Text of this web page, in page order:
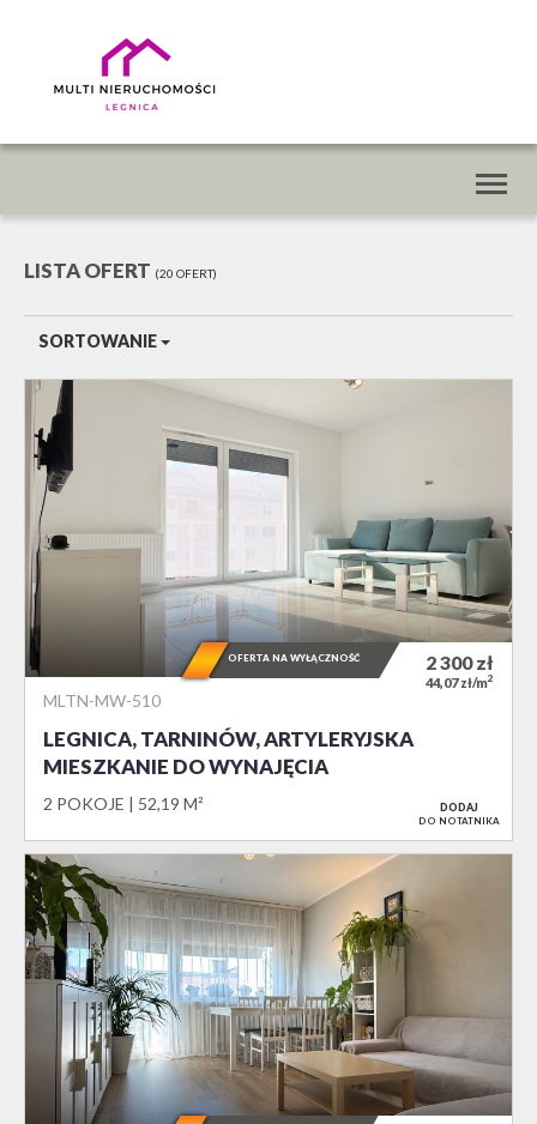
LISTA OFERT 20 OFERT
SORTOWANIE
MLTN-MW-510
LEGNICA, TARNINÓW, ARTYLERYJSKA
MIESZKANIE DO WYNAJĘCIA
2 POKOJE 52,19 M²
2 300zł
44,07 zł/m2
OFERTA NA WYŁĄCZNOŚĆ
DODAJ
DO NOTATNIKA